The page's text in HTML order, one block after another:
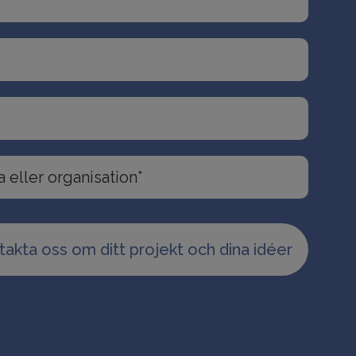
oss om ditt projekt och dina idéer